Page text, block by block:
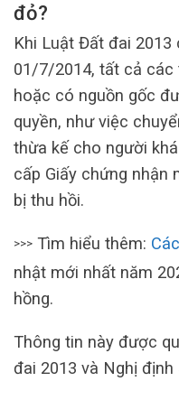
đỏ?
Khi Luật Đất đai
01/7/2014, tất cả
hoặc có nguồn gốc
quyền, như việc
thừa kế cho người
cấp Giấy chứng nhận
bị thu hồi.
>>> Tìm hiểu thêm:
nhật mới nhất năm
hồng.
Thông tin này được
đai 2013 và Nghị